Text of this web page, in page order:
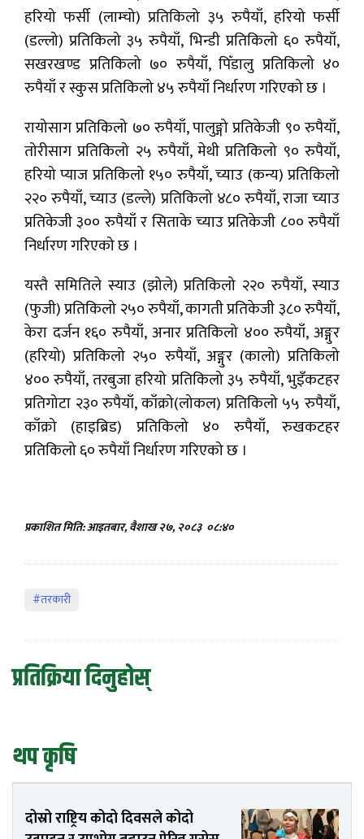
हरियो फर्सी (लाम्चो) प्रतिकिलो ३५ रुपैयाँ, हरियो फर्सी
(डल्लो) प्रतिकिलो ३५ रुपैयाँ, भिन्डी प्रतिकिलो ६० रुपैयाँ,
सखरखण्ड प्रतिकिलो ७० रुपैयाँ, पिँडालु प्रतिकिलो ४०
रुपैयाँ र स्कुस प्रतिकिलो ४५ रुपैयाँ निर्धारण गरिएको छ ।
रायोसाग प्रतिकिलो ७० रुपैयाँ, पालुङ्गो प्रतिकेजी ९० रुपैयाँ,
तोरीसाग प्रतिकिलो २५ रुपैयाँ, मेथी प्रतिकिलो ९० रुपैयाँ,
हरियो प्याज प्रतिकिलो १५० रुपैयाँ, च्याउ (कन्य) प्रतिकिलो
२२० रुपैयाँ, च्याउ (डल्ले) प्रतिकिलो ४८० रुपैयाँ, राजा च्याउ
प्रतिकेजी ३०० रुपैयाँ र सिताके च्याउ प्रतिकेजी ८०० रुपैयाँ
निर्धारण गरिएको छ ।
यस्तै समितिले स्याउ (झोले) प्रतिकिलो २२० रुपैयाँ, स्याउ
(फुजी) प्रतिकिलो २५० रुपैयाँ, कागती प्रतिकेजी ३८० रुपैयाँ,
केरा दर्जन १६० रुपैयाँ, अनार प्रतिकिलो ४०० रुपैयाँ, अङ्गुर
(हरियो) प्रतिकिलो २५० रुपैयाँ, अङ्गुर (कालो) प्रतिकिलो
४०० रुपैयाँ, तरबुजा हरियो प्रतिकिलो ३५ रुपैयाँ, भुइँकटहर
प्रतिगोटा २३० रुपैयाँ, काँक्रो(लोकल) प्रतिकिलो ५५ रुपैयाँ,
काँक्रो (हाइब्रिड) प्रतिकिलो ४० रुपैयाँ, रुखकटहर
प्रतिकिलो ६० रुपैयाँ निर्धारण गरिएको छ ।
प्रकाशित मिति: आइतबार, वैशाख २७, २०८३ ०८:४०
#तरकारी
प्रतिक्रिया दिनुहोस्
थप कृषि
दोस्रो राष्ट्रिय कोदो दिवसले कोदो